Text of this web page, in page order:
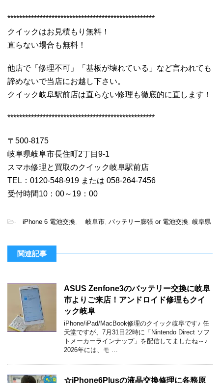
**************************************************
クイックはお見積もり無料！
直らない場合も無料！
他店で「修理不可」「基板が壊れている」など言われても
諦めないで当店にお越し下さい。
クイック岐阜駅前店は直らない修理も徹底的に直します！
**************************************************
〒500-8175
岐阜県岐阜市長住町2丁目9-1
スマホ修理と買取のクイック岐阜駅前店
TEL：0120-548-919 または 058-264-7456
受付時間10：00～19：00
- iPhone 6 電池交換 岐阜市 バッテリー膨張 or 電池交換 岐阜県
関連記事
ASUS Zenfone3のバッテリー交換に岐阜
市よりご来店！アンドロイド修理もクイ
ック岐阜
iPhone/iPad/MacBook修理のクイック岐阜です♪ 任
天堂ですが、7月31日22時に「Nintendo Direct ソフ
トメーカーラインナップ」を配信してましたね～♪
2026年には、モ …
☆iPhone6Plusの液晶交換修理に各務原